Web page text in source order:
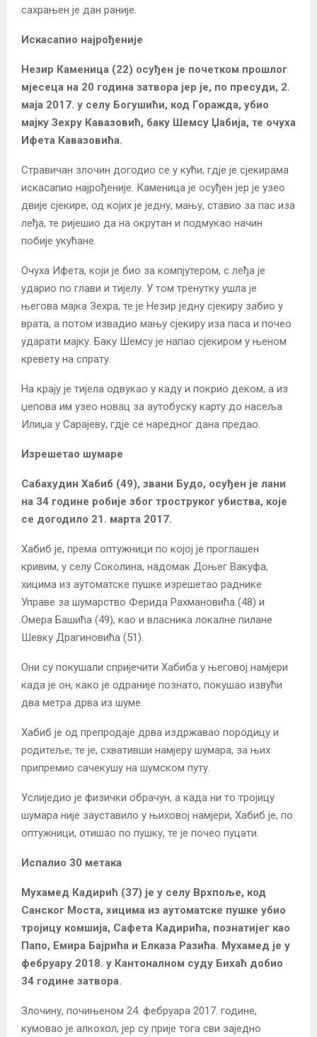
сахрањен је дан раније.
Искасапио најрођеније
Незир Каменица (22) осуђен је почетком прошлог
мјесеца на 20 година затвора јер је, по пресуди, 2.
маја 2017. у селу Богушићи, код Горажда, убио
мајку Зехру Кавазовић, баку Шемсу Џабија, те очуха
Ифета Кавазовића.
Стравичан злочин догодио се у кући, гдје је сјекирама
искасапио најрођеније. Каменица је осуђен јер је узео
двије сјекире, од којих је једну, мању, ставио за пас иза
леђа, те ријешио да на окрутан и подмукао начин
побије укућане.
Очуха Ифета, који је био за компјутером, с леђа је
ударио по глави и тијелу. У том тренутку ушла је
његова мајка Зехра, те је Незир једну сјекиру забио у
врата, а потом извадио мању сјекиру иза паса и почео
ударати мајку. Баку Шемсу је напао сјекиром у њеном
кревету на спрату.
На крају је тијела одвукао у каду и покрио деком, а из
џепова им узео новац за аутобуску карту до насеља
Илиџа у Сарајеву, гдје се наредног дана предао.
Изрешетао шумаре
Сабахудин Хабиб (49), звани Будо, осуђен је лани
на 34 године робије због троструког убиства, које
се догодило 21. марта 2017.
Хабиб је, према оптужници по којој је проглашен
кривим, у селу Соколина, надомак Доњег Вакуфа,
хицима из аутоматске пушке изрешетао раднике
Управе за шумарство Ферида Рахмановића (48) и
Омера Башића (49), као и власника локалне пилане
Шевку Драгиновића (51).
Они су покушали спријечити Хабиба у његовој намјери
када је он, како је одраније познато, покушао извући
два метра дрва из шуме.
Хабиб је од препродаје дрва издржавао породицу и
родитеље, те је, схвативши намјеру шумара, за њих
припремио сачекушу на шумском путу.
Услиједио је физички обрачун, а када ни то тројицу
шумара није зауставило у њиховој намјери, Хабиб је, по
оптужници, отишао по пушку, те је почео пуцати.
Испалио 30 метака
Мухамед Кадирић (37) је у селу Врхпоље, код
Санског Моста, хицима из аутоматске пушке убио
тројицу комшија, Сафета Кадирића, познатијег као
Папо, Емира Бајрића и Елказа Разића. Мухамед је у
фебруару 2018. у Кантоналном суду Бихаћ добио
34 године затвора.
Злочину, почињеном 24. фебруара 2017. године,
кумовао је алкохол, јер су прије тога сви заједно